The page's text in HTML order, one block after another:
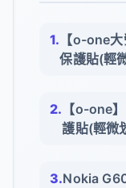
【o-one
保護貼(輕
【o-one
護貼(輕微
Nokia